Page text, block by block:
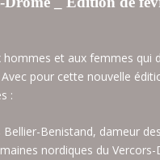
hommes et aux femmes qui
pour cette nouvelle
:
Benistand, dameur
nordiques du Vercors-